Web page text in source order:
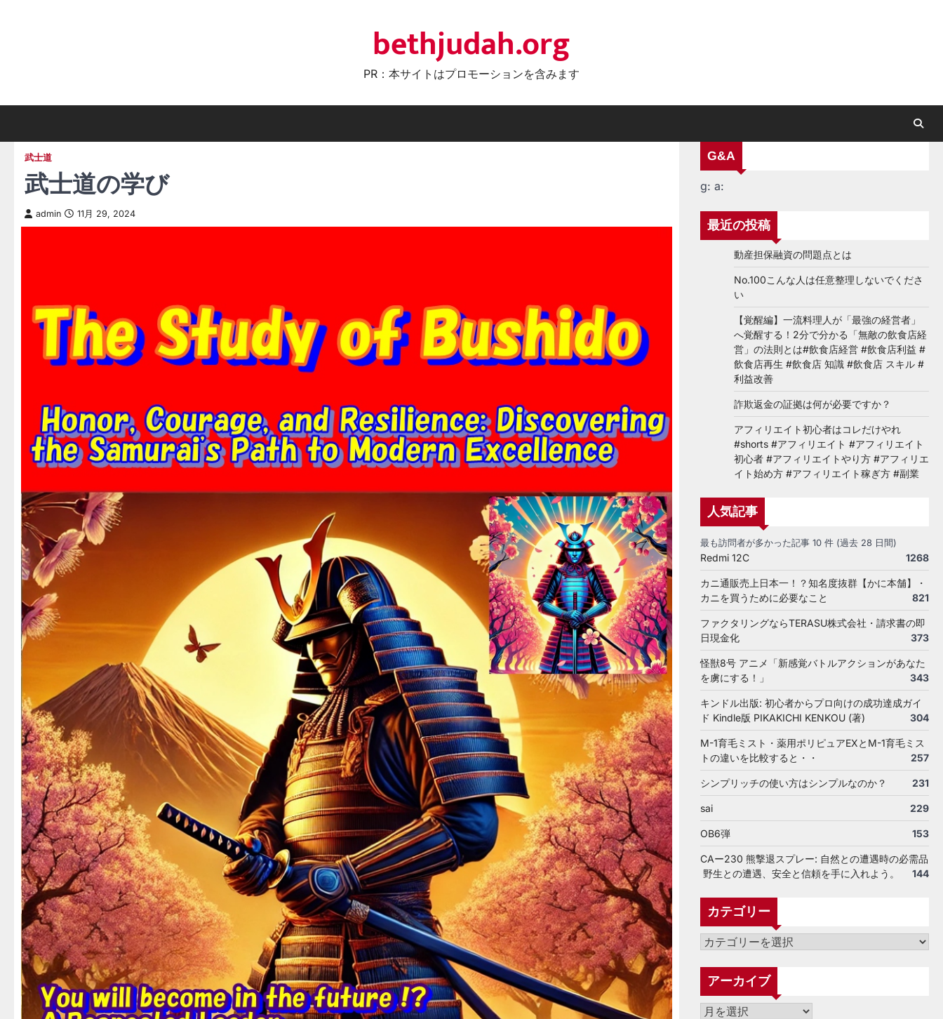
bethjudah.org
PR：本サイトはプロモーションを含みます
武士道
武士道の学び
admin 11月 29, 2024
G&A
g: a:
最近の投稿
動産担保融資の問題点とは
No.100こんな人は任意整理しないでくださ
い
【覚醒編】一流料理人が「最強の経営者」
へ覚醒する！2分で分かる「無敵の飲食店経
営」の法則とは#飲食店経営 #飲食店利益 #
飲食店再生 #飲食店 知識 #飲食店 スキル #
利益改善
詐欺返金の証拠は何が必要ですか？
アフィリエイト初心者はコレだけやれ
#shorts #アフィリエイト #アフィリエイト
初心者 #アフィリエイトやり方 #アフィリエ
イト始め方 #アフィリエイト稼ぎ方 #副業
人気記事
最も訪問者が多かった記事 10 件 (過去 28 日間)
Redmi 12C 1268
カニ通販売上日本一！？知名度抜群【かに本舗】・
カニを買うために必要なこと
821
ファクタリングならTERASU株式会社・請求書の即
日現金化
373
怪獣8号 アニメ「新感覚バトルアクションがあなた
を虜にする！」
343
キンドル出版: 初心者からプロ向けの成功達成ガイ
ド Kindle版 PIKAKICHI KENKOU (著)
304
M-1育毛ミスト・薬用ポリピュアEXとM-1育毛ミス
トの違いを比較すると・・
257
シンプリッチの使い方はシンプルなのか？ 231
sai 229
OB6弾 153
CAー230 熊撃退スプレー: 自然との遭遇時の必需品
野生との遭遇、安全と信頼を手に入れよう。
144
カテゴリー
カ
ゴ
ー
アーカイブ
ア